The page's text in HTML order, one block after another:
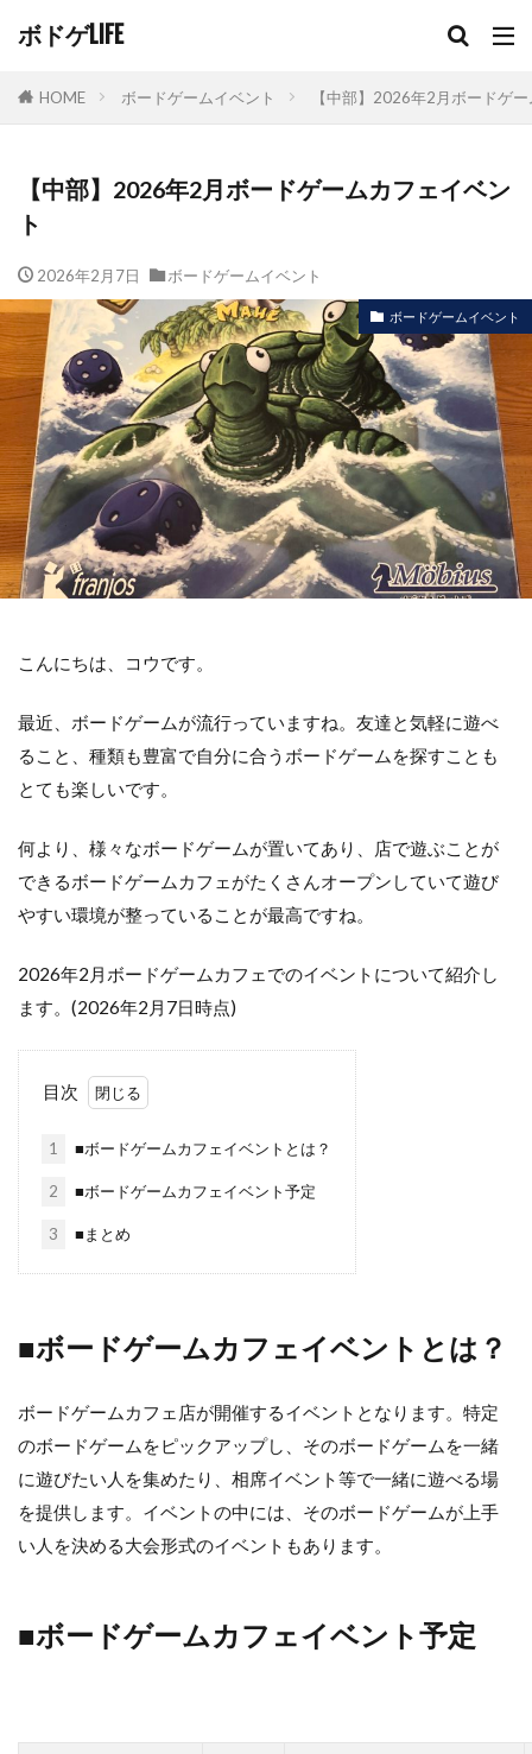
ボドゲLIFE
HOME ボードゲームイベント 【中部】2026年2月ボードゲ
【中部】2026年2月ボードゲームカフェイベン
ト
2026年2月7日 ボードゲームイベント
ボードゲームイベント
こんにちは、コウです。
最近、ボードゲームが流行っていますね。友達と気軽に遊べ
ること、種類も豊富で自分に合うボードゲームを探すことも
とても楽しいです。
何より、様々なボードゲームが置いてあり、店で遊ぶことが
できるボードゲームカフェがたくさんオープンしていて遊び
やすい環境が整っていることが最高ですね。
2026年2月ボードゲームカフェでのイベントについて紹介し
ます。(2026年2月7日時点)
目次
1 ■ボードゲームカフェイベントとは？
2 ■ボードゲームカフェイベント予定
3 ■まとめ
■ボードゲームカフェイベントとは？
ボードゲームカフェ店が開催するイベントとなります。特定
のボードゲームをピックアップし、そのボードゲームを一緒
に遊びたい人を集めたり、相席イベント等で一緒に遊べる場
を提供します。イベントの中には、そのボードゲームが上手
い人を決める大会形式のイベントもあります。
■ボードゲームカフェイベント予定